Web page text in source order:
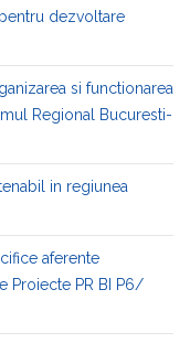
dezvoltare
si functionarea
Regional Bucuresti-
in regiunea
aferente
Proiecte PR BI P6/